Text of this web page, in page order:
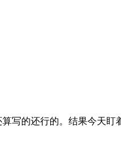
写的还行的。结果今天